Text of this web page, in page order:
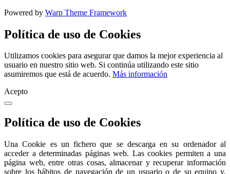
Powered by Warp Theme Framework
Política de uso de Cookies
Utilizamos cookies para asegurar que damos la mejor experiencia al
usuario en nuestro sitio web. Si continúa utilizando este sitio
asumiremos que está de acuerdo. Más información
Acepto
Política de uso de Cookies
Una Cookie es un fichero que se descarga en su ordenador al
acceder a determinadas páginas web. Las cookies permiten a una
página web, entre otras cosas, almacenar y recuperar información
sobre los hábitos de navegación de un usuario o de su equipo y,